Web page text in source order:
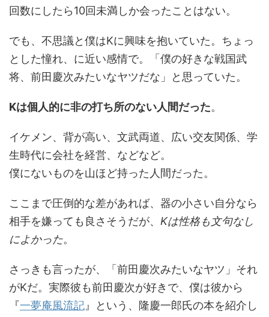
回数にしたら10回未満しか会ったことはない。
でも、不思議と僕はKに興味を抱いていた。ちょっ
とした憧れ、に近い感情で。「僕の好きな戦国武
将、前田慶次みたいなヤツだな」と思っていた。
Kは個人的に非の打ち所のない人間だった。
イケメン、背が高い、文武両道、広い交友関係、学
生時代に会社を経営、などなど。
僕にないものを山ほど持った人間だった。
ここまで圧倒的な差があれば、器の小さい自分なら
相手を嫌っても良さそうだが、 Kは性格も文句なし
によかった。
さっきも言ったが、「前田慶次みたいなヤツ」それ
がKだ。実際彼も前田慶次が好きで、僕は彼から
『一夢庵風流記』という、隆慶一郎氏の本を紹介し